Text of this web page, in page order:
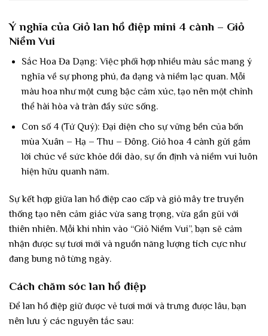
Ý nghĩa của Giỏ lan hồ điệp mini 4 cành – Giỏ
Niềm Vui
Sắc Hoa Đa Dạng: Việc phối hợp nhiều màu sắc mang ý
nghĩa về sự phong phú, đa dạng và niềm lạc quan. Mỗi
màu hoa như một cung bậc cảm xúc, tạo nên một chỉnh
thể hài hòa và tràn đầy sức sống.
Con số 4 (Tứ Quý): Đại diện cho sự vững bền của bốn
mùa Xuân – Hạ – Thu – Đông. Giỏ hoa 4 cành gửi gắm
lời chúc về sức khỏe dồi dào, sự ổn định và niềm vui luôn
hiện hữu quanh năm.
Sự kết hợp giữa lan hồ điệp cao cấp và giỏ mây tre truyền
thống tạo nên cảm giác vừa sang trọng, vừa gần gũi với
thiên nhiên. Mỗi khi nhìn vào “Giỏ Niềm Vui”, bạn sẽ cảm
nhận được sự tươi mới và nguồn năng lượng tích cực như
đang bung nở từng ngày.
Cách chăm sóc lan hồ điệp
Để lan hồ điệp giữ được vẻ tươi mới và trưng được lâu, bạn
nên lưu ý các nguyên tắc sau: